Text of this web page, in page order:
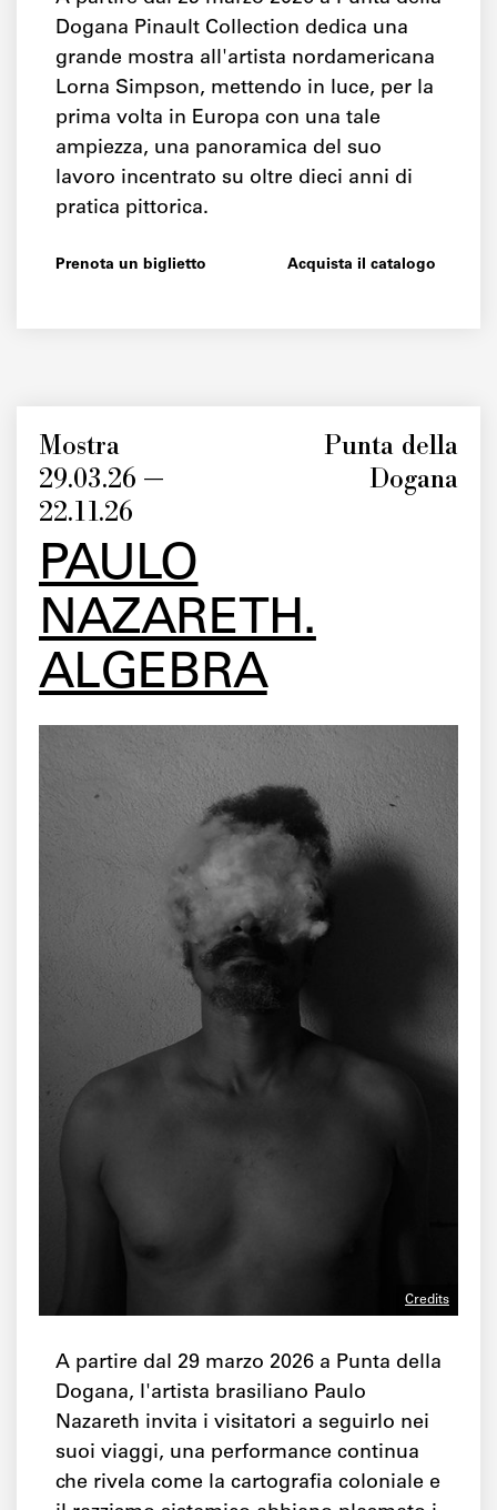
Dogana Pinault Collection dedica una
grande mostra all'artista nordamericana
Lorna Simpson, mettendo in luce, per la
prima volta in Europa con una tale
ampiezza, una panoramica del suo
lavoro incentrato su oltre dieci anni di
pratica pittorica.
Prenota un biglietto Acquista il catalogo
Mostra
29.03.26 —
22.11.26
Punta della
Dogana
PAULO
NAZARETH.
ALGEBRA
Credits
A partire dal 29 marzo 2026 a Punta della
Dogana, l'artista brasiliano Paulo
Nazareth invita i visitatori a seguirlo nei
suoi viaggi, una performance continua
che rivela come la cartografia coloniale e